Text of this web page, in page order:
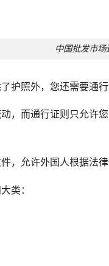
中国批发市
护照外，您还需要通
，而通行证则只允许
，允许外国人根据法
类：